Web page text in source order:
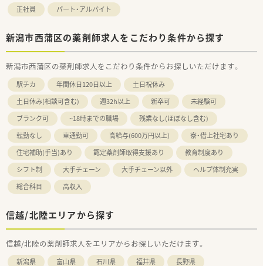
正社員 パート・アルバイト
新潟市西蒲区の薬剤師求人をこだわり条件から探す
新潟市西蒲区の薬剤師求人をこだわり条件からお探しいただけます。
駅チカ 年間休日120日以上
土日祝休み
土日休み(相談可含む)
週32h以上 新卒可
未経験可
ブランク可
~18時までの職場
残業なし(ほぼなし含む)
転勤なし
車通勤可 高給与(600万円以上)
寮・借上社宅あり
住宅補助(手当)あり
認定薬剤師取得支援あり
教育制度あり
シフト制
大手チェーン 大手チェーン以外
ヘルプ体制充実
総合科目
高収入
信越/北陸エリアから探す
信越/北陸の薬剤師求人をエリアからお探しいただけます。
新潟県 富山県 石川県 福井県 長野県